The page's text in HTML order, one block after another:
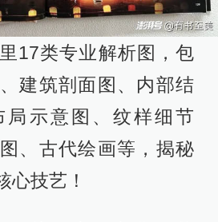
17类专业解析图，包
建筑剖面图、内部结
局示意图、纹样细节
、古代绘画等，揭秘
心技艺！